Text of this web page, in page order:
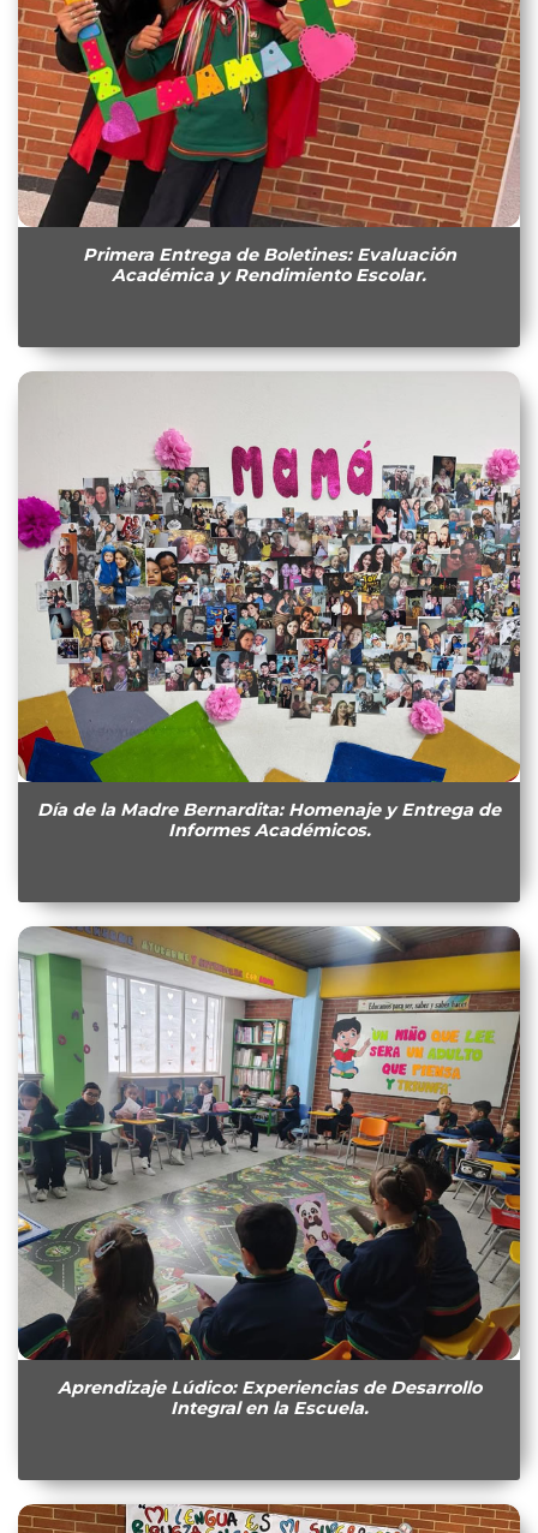
Primera Entrega de Boletines: Evaluación
Académica y Rendimiento Escolar.
Día de la Madre Bernardita: Homenaje y Entrega de
Informes Académicos.
Aprendizaje Lúdico: Experiencias de Desarrollo
Integral en la Escuela.